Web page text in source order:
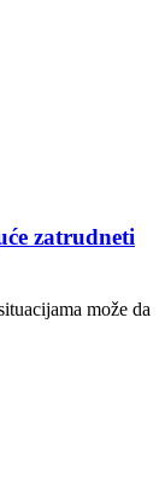
zatrudneti
može da